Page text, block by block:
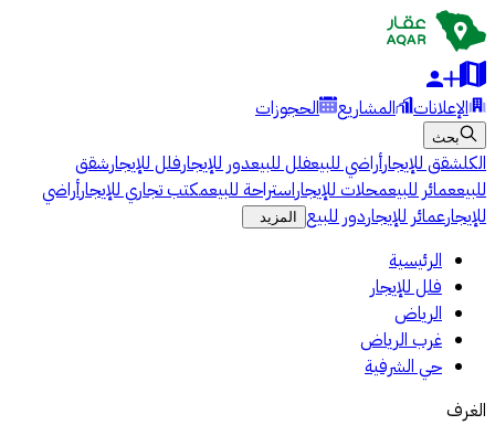
الإعلانات المشاريع الحجوزات
بحث
الكلشقق للإيجارأراضي للبيعفلل للبيعدور للإيجارفلل للإيجارشقق
للبيععمائر للبيعمحلات للإيجاراستراحة للبيعمكتب تجاري للإيجارأراضي
للإيجارعمائر للإيجاردور للبيع المزيد
الرئيسية
فلل للإيجار
الرياض
غرب الرياض
حي الشرفية
الغرف